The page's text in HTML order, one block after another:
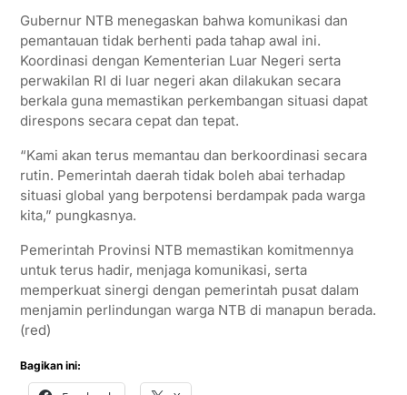
Gubernur NTB menegaskan bahwa komunikasi dan
pemantauan tidak berhenti pada tahap awal ini.
Koordinasi dengan Kementerian Luar Negeri serta
perwakilan RI di luar negeri akan dilakukan secara
berkala guna memastikan perkembangan situasi dapat
direspons secara cepat dan tepat.
“Kami akan terus memantau dan berkoordinasi secara
rutin. Pemerintah daerah tidak boleh abai terhadap
situasi global yang berpotensi berdampak pada warga
kita,” pungkasnya.
Pemerintah Provinsi NTB memastikan komitmennya
untuk terus hadir, menjaga komunikasi, serta
memperkuat sinergi dengan pemerintah pusat dalam
menjamin perlindungan warga NTB di manapun berada.
(red)
Bagikan ini: